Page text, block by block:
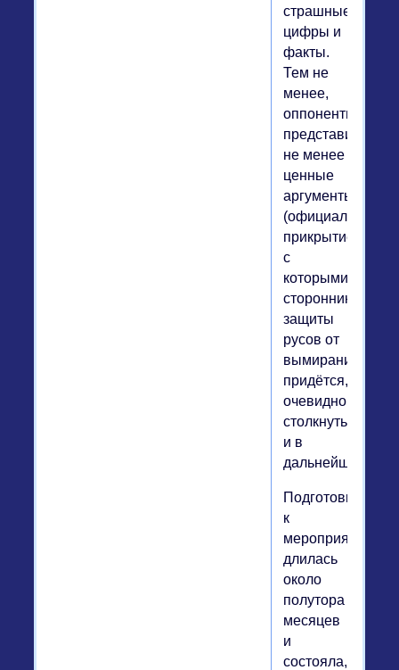
страшные
цифры и
факты.
Тем не
менее,
оппоненты
представили
не менее
ценные
аргументы
(официальное
прикрытие),
с
которыми
сторонникам
защиты
русов от
вымирания
придётся,
очевидно,
столкнуться
и в
дальнейшем.
Подготовка
к
мероприятию
длилась
около
полутора
месяцев
и
состояла,